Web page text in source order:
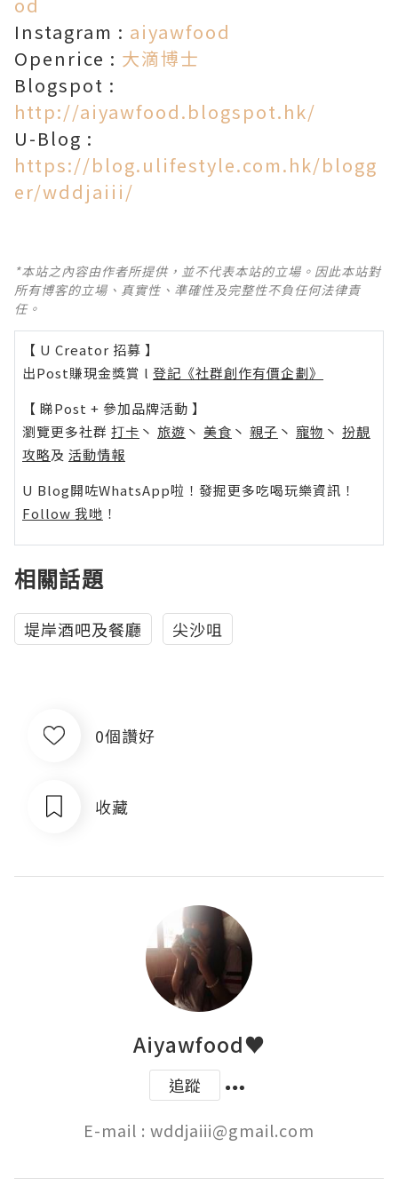
Instagram : aiyawfood
Openrice : 大滴博士
Blogspot :
http://aiyawfood.blogspot.hk/
U-Blog :
https://blog.ulifestyle.com.hk/blogg
er/wddjaiii/
*本站之內容由作者所提供，並不代表本站的立場。因此本站對
所有博客的立場、真實性、準確性及完整性不負任何法律責
任。
【 U Creator 招募 】
出Post賺現金獎賞 l 登記《社群創作有價企劃》
【 睇Post + 參加品牌活動 】
瀏覽更多社群 打卡 丶 旅遊 丶 美食 丶 親子 丶 寵物 丶 扮靚
攻略及 活動情報
U Blog開咗WhatsApp啦！發掘更多吃喝玩樂資訊！
Follow 我哋 ！
相關話題
堤岸酒吧及餐廳 尖沙咀
0個讚好
收藏
Aiyawfood♥
追蹤
E-mail : wddjaiii@gmail.com